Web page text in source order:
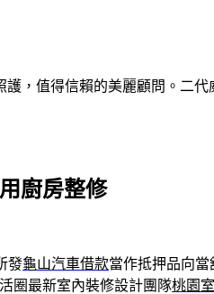
，值得信賴的美麗顧問。二
廚房整修
發龜山汽車借款當作抵押品向
圈最新室內裝修設計團隊桃園